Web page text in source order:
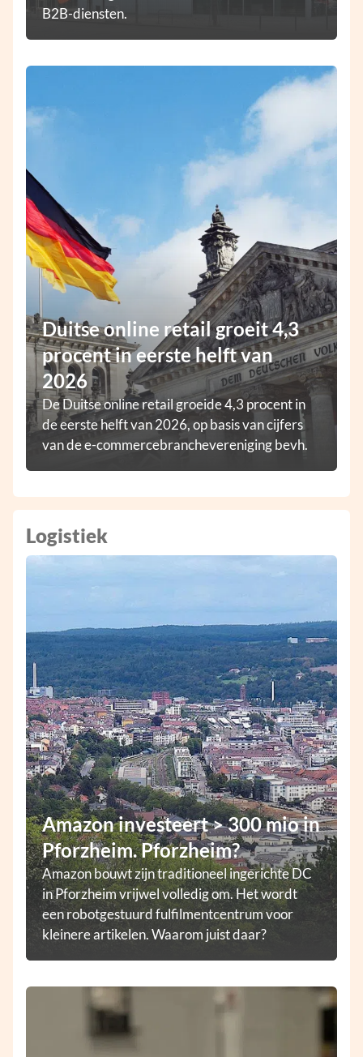
B2B-diensten.
Duitse online retail groeit 4,3
procent in eerste helft van
2026
De Duitse online retail groeide 4,3 procent in
de eerste helft van 2026, op basis van cijfers
van de e-commercebranchevereniging bevh.
Logistiek
Amazon investeert > 300 mio in
Pforzheim. Pforzheim?
Amazon bouwt zijn traditioneel ingerichte DC
in Pforzheim vrijwel volledig om. Het wordt
een robotgestuurd fulfilmentcentrum voor
kleinere artikelen. Waarom juist daar?